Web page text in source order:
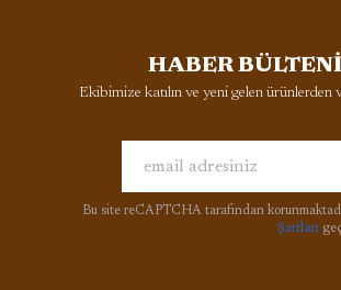
HABER
Ekibimize katılın ve yeni gelen
Bu site reCAPTCHA tarafından
Şartları